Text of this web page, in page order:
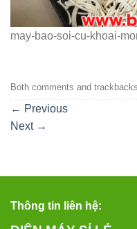
may-bao-soi-cu-khoai-
Both comments and
← Previous
Next →
Thông tin liên hệ: